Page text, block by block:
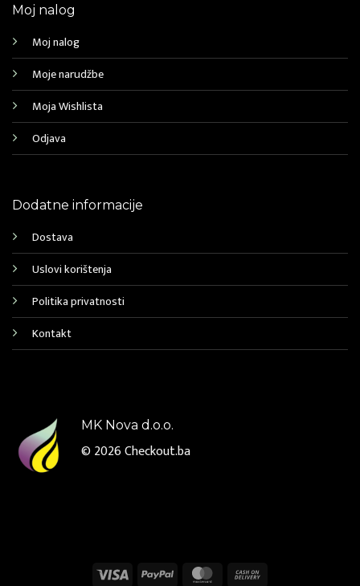
Moj nalog
Moj nalog
Moje narudžbe
Moja Wishlista
Odjava
Dodatne informacije
Dostava
Uslovi korištenja
Politika privatnosti
Kontakt
MK Nova d.o.o.
© 2026Checkout.ba